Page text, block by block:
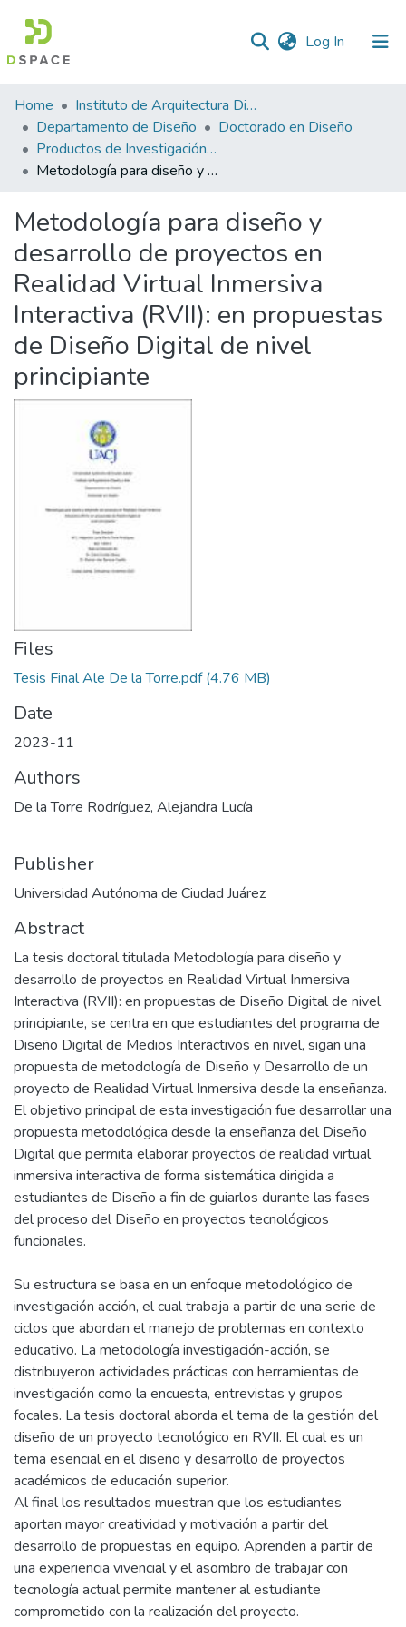
Log In (current)
Statistics
Home
Instituto de Arquitectura Diseño y Arte
Departamento de Diseño
Doctorado en Diseño
Productos de Investigación IADA-DD
Metodología para diseño y desarrollo de proyectos en Realidad Virtual Inmersiva Interactiva (RVII): en propuestas de Diseño Digital de nivel principiante
Metodología para diseño y
desarrollo de proyectos en
Realidad Virtual Inmersiva
Interactiva (RVII): en propuestas
de Diseño Digital de nivel
principiante
Files
Tesis Final Ale De la Torre.pdf(4.76 MB)
Date
2023-11
Authors
De la Torre Rodríguez, Alejandra Lucía
Publisher
Universidad Autónoma de Ciudad Juárez
Abstract
La tesis doctoral titulada Metodología para diseño y
desarrollo de proyectos en Realidad Virtual Inmersiva
Interactiva (RVII): en propuestas de Diseño Digital de nivel
principiante, se centra en que estudiantes del programa de
Diseño Digital de Medios Interactivos en nivel, sigan una
propuesta de metodología de Diseño y Desarrollo de un
proyecto de Realidad Virtual Inmersiva desde la enseñanza.
El objetivo principal de esta investigación fue desarrollar una
propuesta metodológica desde la enseñanza del Diseño
Digital que permita elaborar proyectos de realidad virtual
inmersiva interactiva de forma sistemática dirigida a
estudiantes de Diseño a fin de guiarlos durante las fases
del proceso del Diseño en proyectos tecnológicos
funcionales.
Su estructura se basa en un enfoque metodológico de
investigación acción, el cual trabaja a partir de una serie de
ciclos que abordan el manejo de problemas en contexto
educativo. La metodología investigación-acción, se
distribuyeron actividades prácticas con herramientas de
investigación como la encuesta, entrevistas y grupos
focales. La tesis doctoral aborda el tema de la gestión del
diseño de un proyecto tecnológico en RVII. El cual es un
tema esencial en el diseño y desarrollo de proyectos
académicos de educación superior.
Al final los resultados muestran que los estudiantes
aportan mayor creatividad y motivación a partir del
desarrollo de propuestas en equipo. Aprenden a partir de
una experiencia vivencial y el asombro de trabajar con
tecnología actual permite mantener al estudiante
comprometido con la realización del proyecto.